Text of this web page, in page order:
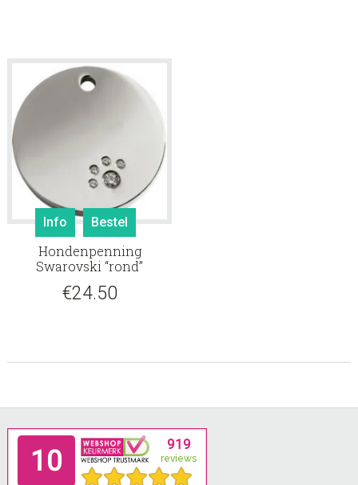
Info Bestel
Hondenpenning
Swarovski “rond”
€24.50
Footer